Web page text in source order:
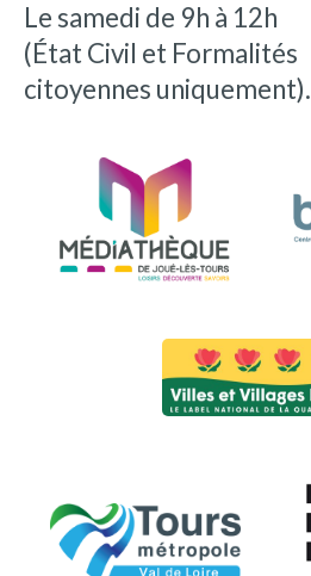
Le samedi de 9h à 12h
(État Civil et Formalités
citoyennes uniquement).